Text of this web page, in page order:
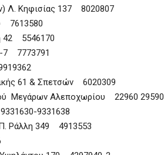
Λ. Κηφισίας 137 8020807
7613580
42 5546170
7 7773791
61 & Σπετσών 6020309
Μεγάρων Αλεποχωρίου 22960 29590
9331638
Π. Ράλλη 349 4913553